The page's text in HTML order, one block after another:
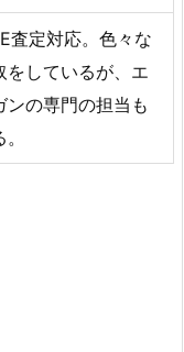
査定対応。色々な
をしているが、エ
ンの専門の担当も